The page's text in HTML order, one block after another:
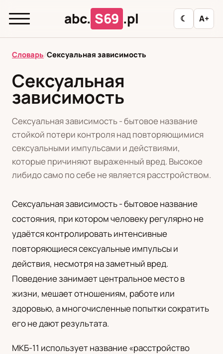
abc. S69 .pl ☾ A+
abc. S69 .pl
T А Б В Г Д
Ф
Ц Ш Э
Редакционная политика
Polski Русский
UA
Українська
Словарь/Сексуальная зависимость
Сексуальная
зависимость
Сексуальная зависимость - бытовое название
стойкой потери контроля над повторяющимися
сексуальными импульсами и действиями,
которые причиняют выраженный вред. Высокое
либидо само по себе не является расстройством.
Сексуальная зависимость - бытовое название
состояния, при котором человеку регулярно не
удаётся контролировать интенсивные
повторяющиеся сексуальные импульсы и
действия, несмотря на заметный вред.
Поведение занимает центральное место в
жизни, мешает отношениям, работе или
здоровью, а многочисленные попытки сократить
его не дают результата.
МКБ-11 использует название «расстройство